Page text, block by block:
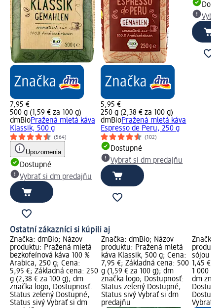
7,95 €
500 g (1,59 € za 100 g)
dmBioPražená mletá káva
Klassik, 500 g
(564)
Upozornenia
Dostupné
Vybrať si dm predajňu
5,95 €
250 g (2,38 € za 100 g)
dmBioPražená mletá káva
Espresso de Peru, 250 g
(102)
Dostupné
Vybrať si dm predajňu
Ostatní zákazníci si kúpili aj
Značka: dmBio; Názov
produktu: Pražená mletá
bezkofeínová káva 100 %
Arabica, 250 g; Cena:
5,95 €; Základná cena: 250
g (2,38 € za 100 g); dm
značka logo; Dostupnosť:
Status zelený Dostupné,
Status sivý Vybrať si dm
Značka: dmBio; Názov
produktu: Pražená mletá
káva Klassik, 500 g; Cena:
7,95 €; Základná cena: 500
g (1,59 € za 100 g); dm
značka logo; Dostupnosť:
Status zelený Dostupné,
Status sivý Vybrať si dm
predajňu
Značka:
sójou
1,45 €;
1 000 ml
dm
Vybrať